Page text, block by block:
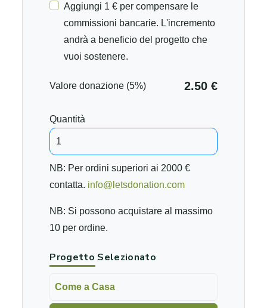
Aggiungi 1 € per compensare le
commissioni bancarie. L'incremento
andrà a beneficio del progetto che
vuoi sostenere.
Valore donazione (5%) 2.50 €
Quantità
NB: Per ordini superiori ai 2000 €
contatta. info@letsdonation.com
NB: Si possono acquistare al massimo
10 per ordine.
Progetto Selezionato
Come a Casa